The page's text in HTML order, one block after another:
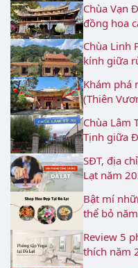
Chùa Vạn
đồng hoa
Chùa Linh
kính giữa
Khám phá
(Thiên
Chùa Lâm
Tịnh giữa
SĐT, địa
Lạt năm
Bật mí
thể bỏ
Review 5
thích năm